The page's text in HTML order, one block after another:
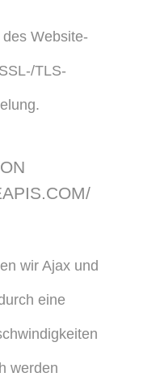
Website-
TLS-
wir Ajax und
eine
werden